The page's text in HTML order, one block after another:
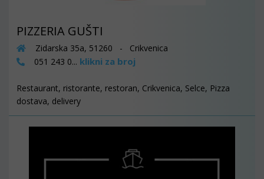
PIZZERIA GUŠTI
Zidarska 35a, 51260 - Crikvenica
051 243 0... klikni za broj
Restaurant, ristorante, restoran, Crikvenica, Selce, Pizza
dostava, delivery